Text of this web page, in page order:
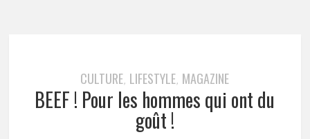
CULTURE, LIFESTYLE, MAGAZINE
BEEF ! Pour les hommes qui ont du
goût !